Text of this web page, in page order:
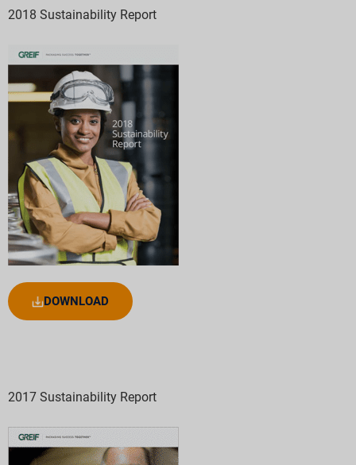
2018 Sustainability Report
DOWNLOAD
2017 Sustainability Report